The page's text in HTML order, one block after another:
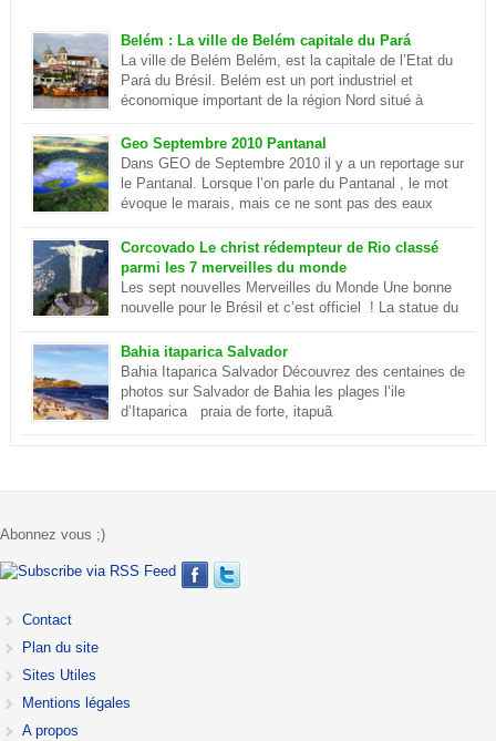
Belém : La ville de Belém capitale du Pará
La ville de Belém Belém, est la capitale de l’Etat du
Pará du Brésil. Belém est un port industriel et
économique important de la région Nord situé à
Atlantique. Elle se situe sur la rivière Parà qui fait partie de
l’Amazone et elle est séparé du delta du plus […]
Geo Septembre 2010 Pantanal
Dans GEO de Septembre 2010 il y a un reportage sur
le Pantanal. Lorsque l’on parle du Pantanal , le mot
évoque le marais, mais ce ne sont pas des eaux
dans le Pantanal Le Pantanal est un paradis sur terre, c’est aussi
le plus grand delta […]
Corcovado Le christ rédempteur de Rio classé
parmi les 7 merveilles du monde
Les sept nouvelles Merveilles du Monde Une bonne
nouvelle pour le Brésil et c’est officiel ! La statue du
merveilles du monde . Ce sont environ cent millions d’internautes
qui les ont choisies lors d’un concours. En savoir plus sur le
Corcovado
Bahia itaparica Salvador
Bahia Itaparica Salvador Découvrez des centaines de
photos sur Salvador de Bahia les plages l’ile
d’Itaparica praia de forte, itapuã
Abonnez vous ;)
Contact
Plan du site
Sites Utiles
Mentions légales
A propos